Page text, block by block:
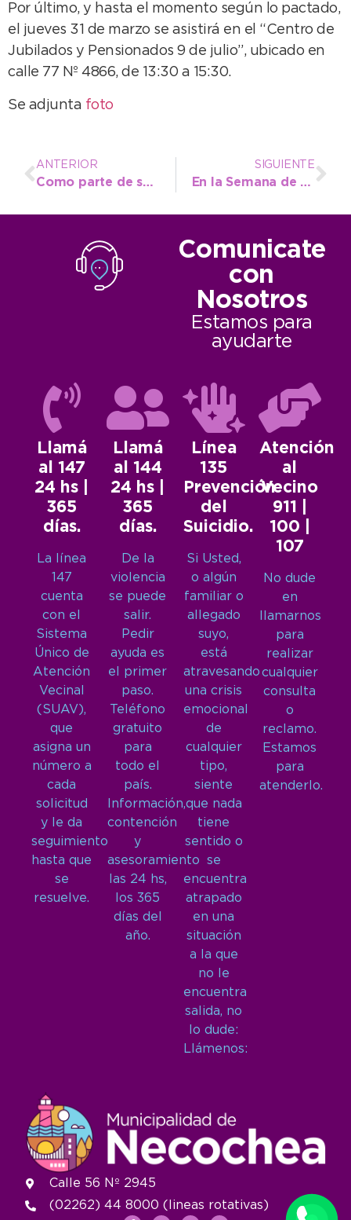
Por último, y hasta el momento según lo pactado,
el jueves 31 de marzo se asistirá en el “Centro de
Jubilados y Pensionados 9 de julio”, ubicado en
calle 77 Nº 4866, de 13:30 a 15:30.
Se adjunta foto
ANTERIOR
Como parte de su exitosa travesía desde Calafate, “Coco” Urbano fue recibido en Necochea
SIGUIENTE
En la Semana de la Memoria, Juventud participó de un conversatorio junto a referentes provinciales
Comunicate
con
Nosotros
Estamos para
ayudarte
Llamá
al 147
24 hs |
365
días.
La línea
147
cuenta
con el
Sistema
Único de
Atención
Vecinal
(SUAV),
que
asigna un
número a
cada
solicitud
y le da
seguimiento
hasta que
se
resuelve.
Llamá
al 144
24 hs |
365
días.
De la
violencia
se puede
salir.
Pedir
ayuda es
el primer
paso.
Teléfono
gratuito
para
todo el
país.
Información,
contención
y
asesoramiento
las 24 hs,
los 365
días del
año.
Línea
135
Prevención
del
Suicidio.
Si Usted,
o algún
familiar o
allegado
suyo,
está
atravesando
una crisis
emocional
de
cualquier
tipo,
siente
que nada
tiene
sentido o
se
encuentra
atrapado
en una
situación
a la que
no le
encuentra
salida, no
lo dude:
Llámenos:
Atención
al
Vecino
911 |
100 |
107
No dude
en
llamarnos
para
realizar
cualquier
consulta
o
reclamo.
Estamos
para
atenderlo.
Calle 56 Nº 2945
(02262) 44 8000 (lineas rotativas)